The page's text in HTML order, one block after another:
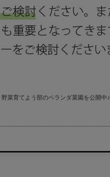
菜育てよう部のベランダ菜園を公開中♪